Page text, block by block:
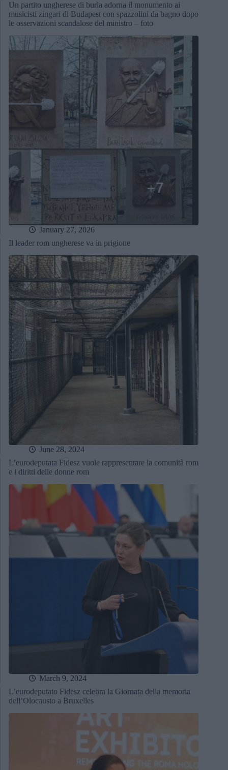
Un partito ungherese di burla adorna il monumento ai
musicisti zingari di Budapest con spazzolini da bagno dopo
le osservazioni scandalose del ministro – foto
January 27, 2026
Il leader rom ungherese va in prigione
June 28, 2024
L’eurodeputata Fidesz vuole rappresentare la comunità rom
e i diritti delle donne rom
March 9, 2024
L’eurodeputato Fidesz celebra la Giornata della memoria
dell’Olocausto a Bruxelles